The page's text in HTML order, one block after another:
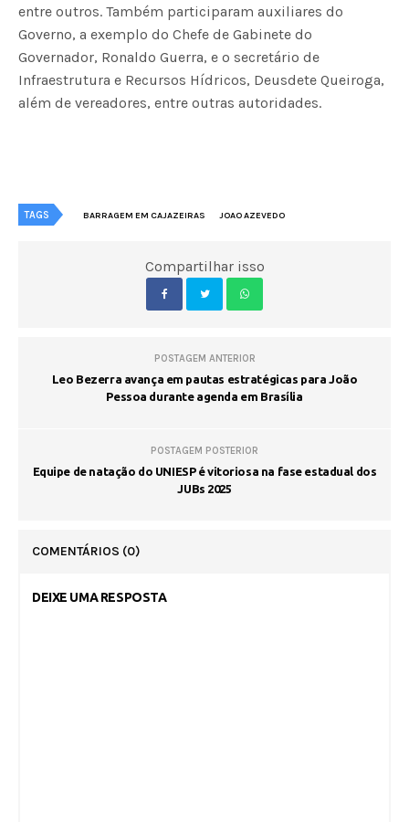
entre outros. Também participaram auxiliares do
Governo, a exemplo do Chefe de Gabinete do
Governador, Ronaldo Guerra, e o secretário de
Infraestrutura e Recursos Hídricos, Deusdete Queiroga,
além de vereadores, entre outras autoridades.
TAGS BARRAGEM EM CAJAZEIRAS JOAO AZEVEDO
Compartilhar isso
POSTAGEM ANTERIOR
Leo Bezerra avança em pautas estratégicas para João
Pessoa durante agenda em Brasília
POSTAGEM POSTERIOR
Equipe de natação do UNIESP é vitoriosa na fase estadual dos
JUBs 2025
COMENTÁRIOS (0)
DEIXE UMA RESPOSTA